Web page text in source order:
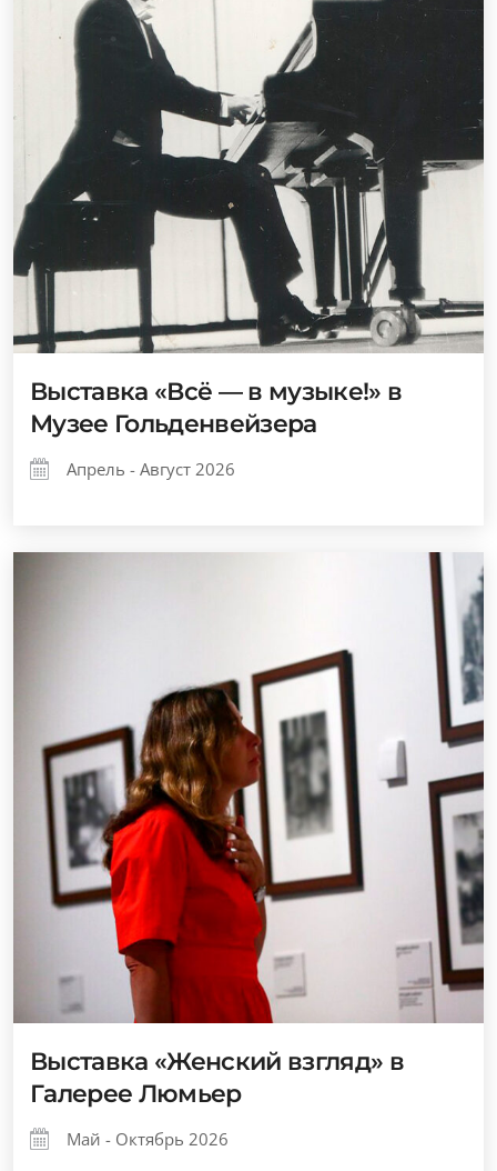
Выставка «Всё — в музыке!» в
Музее Гольденвейзера
Апрель - Август 2026
Выставка «Женский взгляд» в
Галерее Люмьер
Май - Октябрь 2026